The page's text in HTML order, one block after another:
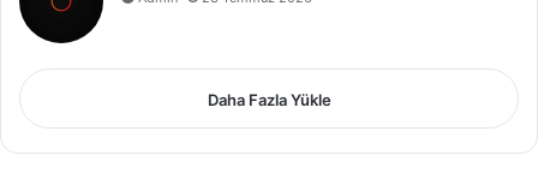
Daha Fazla Yükle